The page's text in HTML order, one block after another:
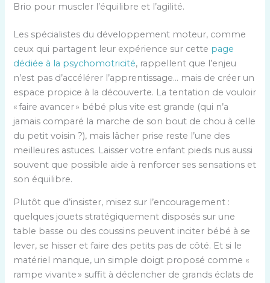
Brio pour muscler l’équilibre et l’agilité.
Les spécialistes du développement moteur, comme
ceux qui partagent leur expérience sur cette page
dédiée à la psychomotricité, rappellent que l’enjeu
n’est pas d’accélérer l’apprentissage… mais de créer un
espace propice à la découverte. La tentation de vouloir
« faire avancer » bébé plus vite est grande (qui n’a
jamais comparé la marche de son bout de chou à celle
du petit voisin ?), mais lâcher prise reste l’une des
meilleures astuces. Laisser votre enfant pieds nus aussi
souvent que possible aide à renforcer ses sensations et
son équilibre.
Plutôt que d’insister, misez sur l’encouragement :
quelques jouets stratégiquement disposés sur une
table basse ou des coussins peuvent inciter bébé à se
lever, se hisser et faire des petits pas de côté. Et si le
matériel manque, un simple doigt proposé comme «
rampe vivante » suffit à déclencher de grands éclats de